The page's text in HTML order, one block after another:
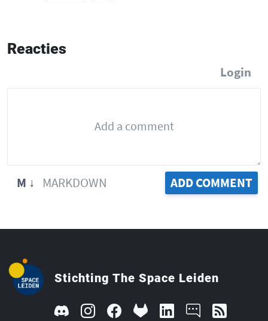
Reacties
Login
ADD COMMENT
M ↓ MARKDOWN
Stichting The Space Leiden